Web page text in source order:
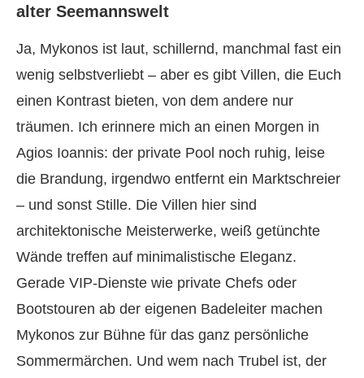
alter Seemannswelt
Ja, Mykonos ist laut, schillernd, manchmal fast ein
wenig selbstverliebt – aber es gibt Villen, die Euch
einen Kontrast bieten, von dem andere nur
träumen. Ich erinnere mich an einen Morgen in
Agios Ioannis: der private Pool noch ruhig, leise
die Brandung, irgendwo entfernt ein Marktschreier
– und sonst Stille. Die Villen hier sind
architektonische Meisterwerke, weiß getünchte
Wände treffen auf minimalistische Eleganz.
Gerade VIP-Dienste wie private Chefs oder
Bootstouren ab der eigenen Badeleiter machen
Mykonos zur Bühne für das ganz persönliche
Sommermärchen. Und wem nach Trubel ist, der